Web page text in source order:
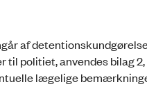
af
politiet, anvendes bilag 2,
lægelige